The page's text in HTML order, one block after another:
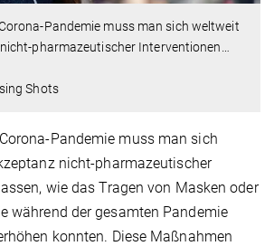
Pandemie muss man sich weltweit
pharmazeutischer Interventionen
Shots
Pandemie muss man sich
nicht-pharmazeutischer
wie das Tragen von Masken oder
während der gesamten Pandemie
konnten. Diese Maßnahmen